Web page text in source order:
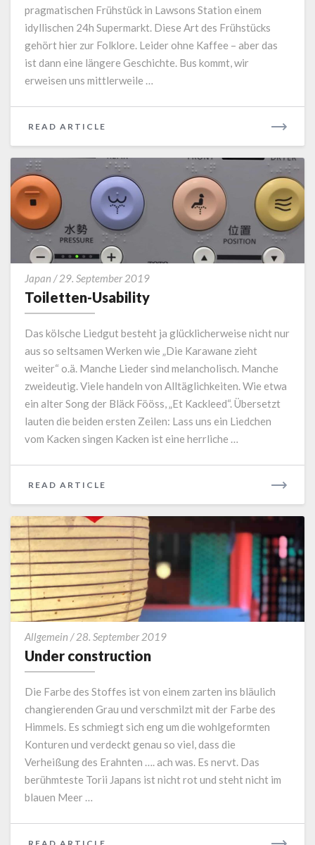
pragmatischen Frühstück in Lawsons Station einem
idyllischen 24h Supermarkt. Diese Art des Frühstücks
gehört hier zur Folklore. Leider ohne Kaffee – aber das
ist dann eine längere Geschichte. Bus kommt, wir
erweisen uns mittlerweile …
READ ARTICLE
MORE
Japan /29. September 2019Toiletten-
Usability
Toiletten-Usability
Das kölsche Liedgut besteht ja glücklicherweise nicht nur
aus so seltsamen Werken wie „Die Karawane zieht
weiter“ o.ä. Manche Lieder sind melancholisch. Manche
zweideutig. Viele handeln von Alltäglichkeiten. Wie etwa
ein alter Song der Bläck Fööss, „Et Kackleed“. Übersetzt
lauten die beiden ersten Zeilen: Lass uns ein Liedchen
vom Kacken singen Kacken ist eine herrliche …
READ ARTICLE
Allgemein /28. September 2019Under
Under construction
Die Farbe des Stoffes ist von einem zarten ins bläulich
changierenden Grau und verschmilzt mit der Farbe des
Himmels. Es schmiegt sich eng um die wohlgeformten
Konturen und verdeckt genau so viel, dass die
Verheißung des Erahnten …. ach was. Es nervt. Das
berühmteste Torii Japans ist nicht rot und steht nicht im
blauen Meer …